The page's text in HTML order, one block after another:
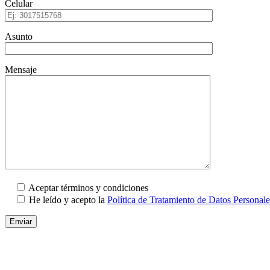
Celular
Asunto
Mensaje
Aceptar términos y condiciones
He leído y acepto la Política de Tratamiento de Datos